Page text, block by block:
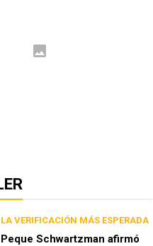
LA VERIFICACIÓN MÁS ESPERADA
Peque Schwartzman afirmó